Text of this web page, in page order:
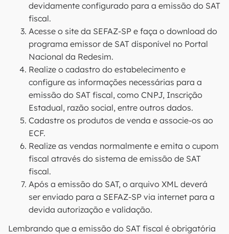
devidamente configurado para a emissão do SAT
fiscal.
Acesse o site da SEFAZ-SP e faça o download do
programa emissor de SAT disponível no Portal
Nacional da Redesim.
Realize o cadastro do estabelecimento e
configure as informações necessárias para a
emissão do SAT fiscal, como CNPJ, Inscrição
Estadual, razão social, entre outros dados.
Cadastre os produtos de venda e associe-os ao
ECF.
Realize as vendas normalmente e emita o cupom
fiscal através do sistema de emissão de SAT
fiscal.
Após a emissão do SAT, o arquivo XML deverá
ser enviado para a SEFAZ-SP via internet para a
devida autorização e validação.
Lembrando que a emissão do SAT fiscal é obrigatória